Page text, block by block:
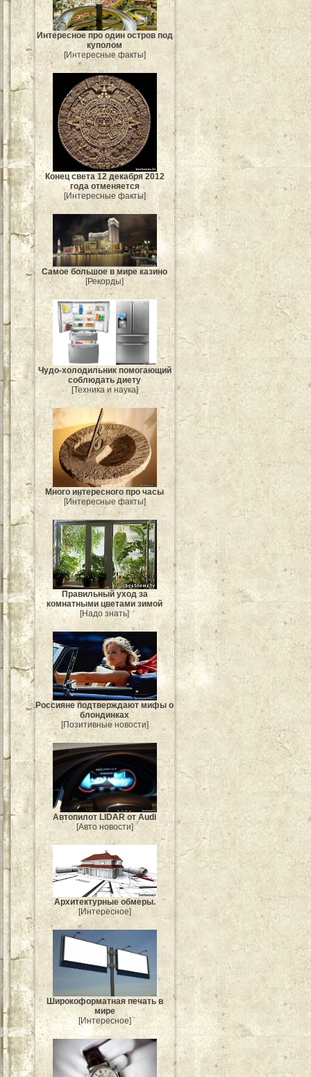
Интересное про один остров под
куполом
[Интересные факты]
Конец света 12 декабря 2012
года отменяется
[Интересные факты]
Самое большое в мире казино
[Рекорды]
Чудо-холодильник помогающий
соблюдать диету
[Техника и наука]
Много интересного про часы
[Интересные факты]
Правильный уход за
комнатными цветами зимой
[Надо знать]
Россияне подтверждают мифы о
блондинках
[Позитивные новости]
Автопилот LIDAR от Audi
[Авто новости]
Архитектурные обмеры.
[Интересное]
Широкоформатная печать в
мире
[Интересное]